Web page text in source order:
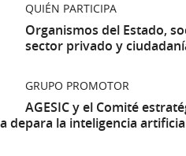
personas de diferentes
organizaciones de la
diversos colectivos de
de Gobierno Electrónico y
Comité Estratégico del
lo establece el artículo 74 de
banco de desarrollo de
QUIÉN PARTICIPA
Organismos del Estado,
sector privado y
de
GRUPO PROMOTOR
AGESIC y el Comité
para la inteligencia